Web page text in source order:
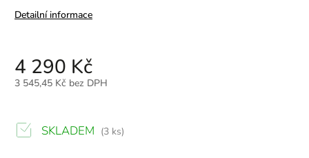
Detailní informace
4 290 Kč
3 545,45 Kč bez DPH
SKLADEM (3 ks)